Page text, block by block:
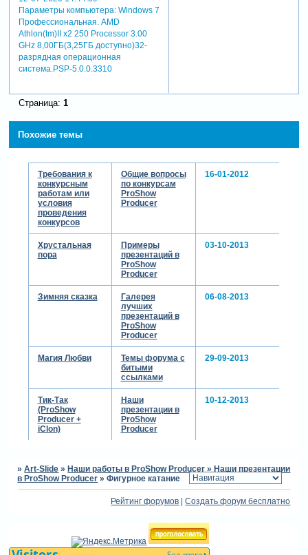
Параметры компьютера:Windows 7
Профессиональная. AMD
Athlon(tm)II x2 250 Processor 3.00
GHz 8,00ГБ(3,25ГБ доступно)32-
разрядная операционная
система.PSP-5.0.0.3310
Страница: 1
Похожие темы
Требования к
конкурсным
работам или
условия
проведения
конкурсов
Общие вопросы
по конкурсам
ProShow
Producer
16-01-2012
Хрустальная
пора
Примеры
презентаций в
ProShow
Producer
03-10-2013
Зимняя сказка
Галерея
лучших
презентаций в
ProShow
Producer
06-08-2013
Магия Любви
Темы форума с
битыми
ссылками
29-09-2013
Тик-Так
(ProShow
Producer +
iClon)
Наши
презентации в
ProShow
Producer
10-12-2013
»Art-Slide » Наши работы в ProShow Producer » Наши презентации
в ProShow Producer »Фигурное катание
Рейтинг форумов |Создать форум бесплатно